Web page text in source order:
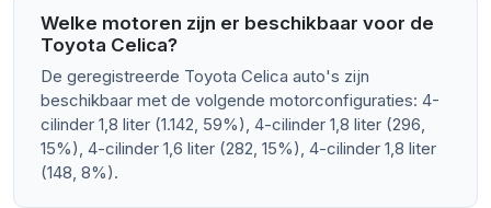
Welke motoren zijn er beschikbaar voor de
Toyota Celica?
De geregistreerde Toyota Celica auto's zijn
beschikbaar met de volgende motorconfiguraties: 4-
cilinder 1,8 liter (1.142, 59%), 4-cilinder 1,8 liter (296,
15%), 4-cilinder 1,6 liter (282, 15%), 4-cilinder 1,8 liter
(148, 8%).